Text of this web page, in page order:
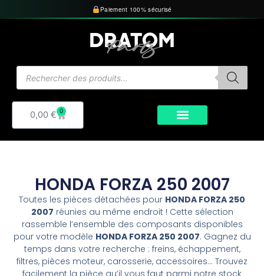
au
Paiement 100% sécurisé
de
0,00 € 0
Panier
HONDA FORZA 250 2007
Toutes les pièces détachées pour HONDA FORZA 250
2007 réunies au même endroit ! Cette sélection
rassemble l’ensemble des composants disponibles
pour votre modèle HONDA FORZA 250 2007. Gagnez du
temps dans votre recherche : freins, échappement,
filtres, pièces moteur, carosserie, accessoires… Trouvez